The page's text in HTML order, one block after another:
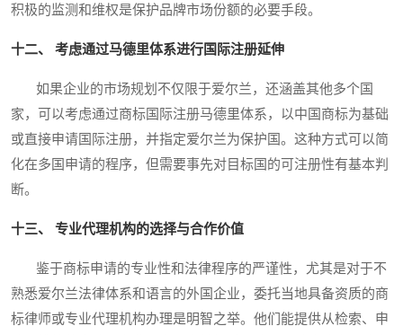
积极的监测和维权是保护品牌市场份额的必要手段。
十二、 考虑通过马德里体系进行国际注册延伸
如果企业的市场规划不仅限于爱尔兰，还涵盖其他多个国
家，可以考虑通过商标国际注册马德里体系，以中国商标为基础
或直接申请国际注册，并指定爱尔兰为保护国。这种方式可以简
化在多国申请的程序，但需要事先对目标国的可注册性有基本判
断。
十三、 专业代理机构的选择与合作价值
鉴于商标申请的专业性和法律程序的严谨性，尤其是对于不
熟悉爱尔兰法律体系和语言的外国企业，委托当地具备资质的商
标律师或专业代理机构办理是明智之举。他们能提供从检索、申